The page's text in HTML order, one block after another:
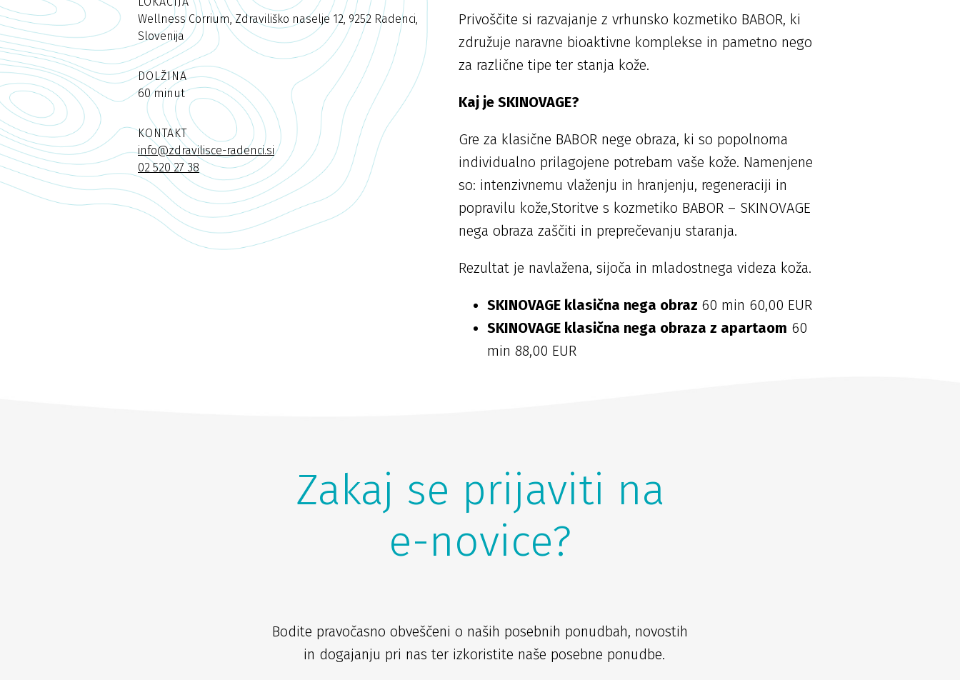
Wellness Corrium, Zdraviliško naselje 12, 9252 Radenci,
Slovenija
DOLŽINA
60 minut
KONTAKT
info@zdravilisce-radenci.si
02 520 27 38
Privoščite si razvajanje z vrhunsko kozmetiko BABOR, ki
združuje naravne bioaktivne komplekse in pametno nego
za različne tipe ter stanja kože.
Kaj je SKINOVAGE?
Gre za klasične BABOR nege obraza, ki so popolnoma
individualno prilagojene potrebam vaše kože. Namenjene
so: intenzivnemu vlaženju in hranjenju, regeneraciji in
popravilu kože,Storitve s kozmetiko BABOR – SKINOVAGE
nega obraza zaščiti in preprečevanju staranja.
Rezultat je navlažena, sijoča in mladostnega videza koža.
SKINOVAGE klasična nega obraz 60 min 60,00 EUR
SKINOVAGE klasična nega obraza z apartaom 60
min 88,00 EUR
Zakaj se prijaviti na
e-novice?
Bodite pravočasno obveščeni o naših posebnih ponudbah, novostih
in dogajanju pri nas ter izkoristite naše posebne ponudbe.